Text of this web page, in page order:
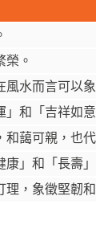
榮。
風水而言可以
和「吉祥如
和藹可親，也
」和「長壽
，象徵堅韌